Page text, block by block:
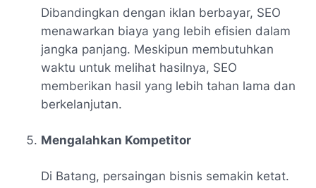
Dibandingkan dengan iklan berbayar, SEO
menawarkan biaya yang lebih efisien dalam
jangka panjang. Meskipun membutuhkan
waktu untuk melihat hasilnya, SEO
memberikan hasil yang lebih tahan lama dan
berkelanjutan.
Mengalahkan Kompetitor
Di Batang, persaingan bisnis semakin ketat.